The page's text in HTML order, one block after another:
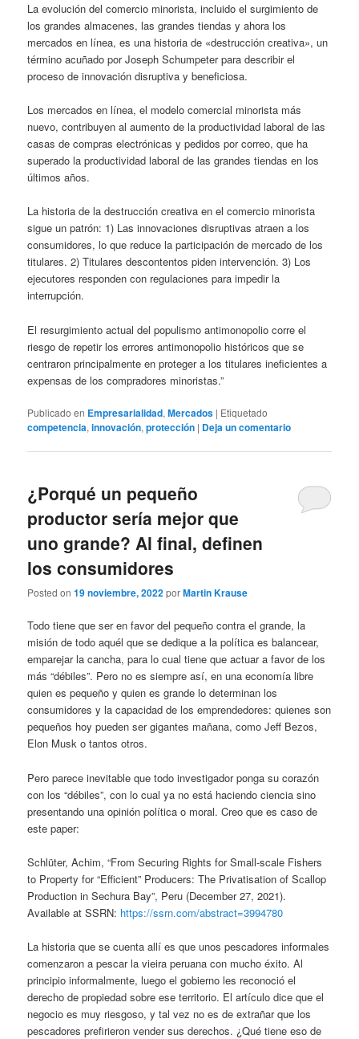
La evolución del comercio minorista, incluido el surgimiento de
los grandes almacenes, las grandes tiendas y ahora los
mercados en línea, es una historia de «destrucción creativa», un
término acuñado por Joseph Schumpeter para describir el
proceso de innovación disruptiva y beneficiosa.
Los mercados en línea, el modelo comercial minorista más
nuevo, contribuyen al aumento de la productividad laboral de las
casas de compras electrónicas y pedidos por correo, que ha
superado la productividad laboral de las grandes tiendas en los
últimos años.
La historia de la destrucción creativa en el comercio minorista
sigue un patrón: 1) Las innovaciones disruptivas atraen a los
consumidores, lo que reduce la participación de mercado de los
titulares. 2) Titulares descontentos piden intervención. 3) Los
ejecutores responden con regulaciones para impedir la
interrupción.
El resurgimiento actual del populismo antimonopolio corre el
riesgo de repetir los errores antimonopolio históricos que se
centraron principalmente en proteger a los titulares ineficientes a
expensas de los compradores minoristas.”
Publicado en Empresarialidad,Mercados | Etiquetado
competencia,innovación,protección | Deja un comentario
¿Porqué un pequeño
productor sería mejor que
uno grande? Al final, definen
los consumidores
Posted on19 noviembre, 2022porMartin Krause
Todo tiene que ser en favor del pequeño contra el grande, la
misión de todo aquél que se dedique a la política es balancear,
emparejar la cancha, para lo cual tiene que actuar a favor de los
más “débiles”. Pero no es siempre así, en una economía libre
quien es pequeño y quien es grande lo determinan los
consumidores y la capacidad de los emprendedores: quienes son
pequeños hoy pueden ser gigantes mañana, como Jeff Bezos,
Elon Musk o tantos otros.
Pero parece inevitable que todo investigador ponga su corazón
con los “débiles”, con lo cual ya no está haciendo ciencia sino
presentando una opinión política o moral. Creo que es caso de
este paper:
Schlüter, Achim, “From Securing Rights for Small-scale Fishers
to Property for “Efficient” Producers: The Privatisation of Scallop
Production in Sechura Bay”, Peru (December 27, 2021).
Available at SSRN: https://ssrn.com/abstract=3994780
La historia que se cuenta allí es que unos pescadores informales
comenzaron a pescar la vieira peruana con mucho éxito. Al
principio informalmente, luego el gobierno les reconoció el
derecho de propiedad sobre ese territorio. El artículo dice que el
negocio es muy riesgoso, y tal vez no es de extrañar que los
pescadores prefirieron vender sus derechos. ¿Qué tiene eso de